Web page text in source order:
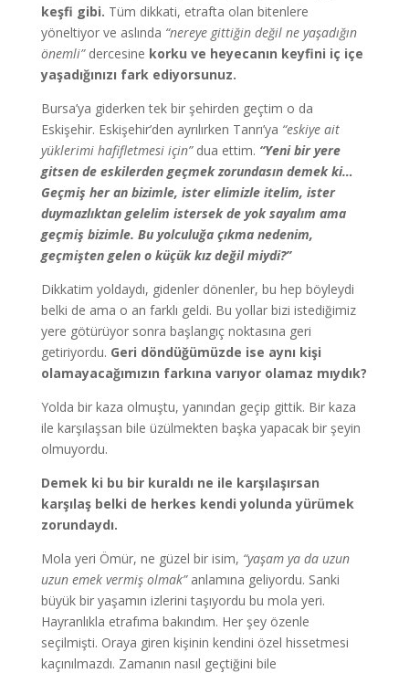
keşfi gibi. Tüm dikkati, etrafta olan bitenlere
yöneltiyor ve aslında “nereye gittiğin değil ne yaşadığın
önemli”dercesine korku ve heyecanın keyfini iç içe
yaşadığınızı fark ediyorsunuz.
Bursa’ya giderken tek bir şehirden geçtim o da
Eskişehir. Eskişehir’den ayrılırken Tanrı’ya “eskiye ait
yüklerimi hafifletmesi için”dua ettim. “Yeni bir yere
gitsen de eskilerden geçmek zorundasın demek ki…
Geçmiş her an bizimle, ister elimizle itelim, ister
duymazlıktan gelelim istersek de yok sayalım ama
geçmiş bizimle. Bu yolculuğa çıkma nedenim,
geçmişten gelen o küçük kız değil miydi?”
Dikkatim yoldaydı, gidenler dönenler, bu hep böyleydi
belki de ama o an farklı geldi. Bu yollar bizi istediğimiz
yere götürüyor sonra başlangıç noktasına geri
getiriyordu. Geri döndüğümüzde ise aynı kişi
olamayacağımızın farkına varıyor olamaz mıydık?
Yolda bir kaza olmuştu, yanından geçip gittik. Bir kaza
ile karşılaşsan bile üzülmekten başka yapacak bir şeyin
olmuyordu.
Demek ki bu bir kuraldı ne ile karşılaşırsan
karşılaş belki de herkes kendi yolunda yürümek
zorundaydı.
Mola yeri Ömür, ne güzel bir isim, “yaşam ya da uzun
uzun emek vermiş olmak” anlamına geliyordu. Sanki
büyük bir yaşamın izlerini taşıyordu bu mola yeri.
Hayranlıkla etrafıma bakındım. Her şey özenle
seçilmişti. Oraya giren kişinin kendini özel hissetmesi
kaçınılmazdı. Zamanın nasıl geçtiğini bile